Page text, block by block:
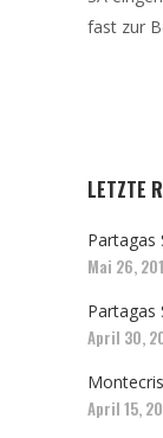
fast zur
LETZTE
Partagas
Mai 26,
Partagas
April 30,
April 15,